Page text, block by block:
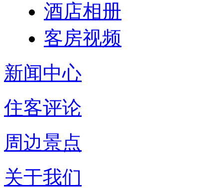
酒店相册
客房视频
新闻中心
住客评论
周边景点
关于我们